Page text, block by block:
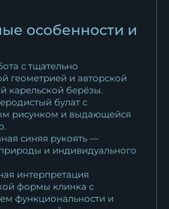
особенности и
с тщательно
геометрией и авторской
карельской берёзы.
булат с
рисунком и выдающейся
синяя рукоять —
и индивидуального
интерпретация
формы клинка с
функциональности и